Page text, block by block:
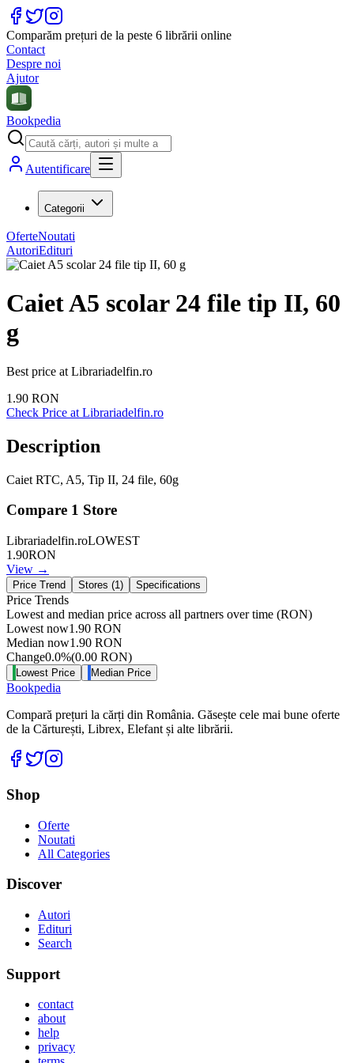
Comparăm prețuri de la peste 6 librării online
Contact
Despre noi
Ajutor
Bookpedia
Autentificare
Categorii
OferteNoutati
AutoriEdituri
Caiet A5 scolar 24 file tip II, 60
g
Best price at Librariadelfin.ro
1.90 RON
Check Price at Librariadelfin.ro
Description
Caiet RTC, A5, Tip II, 24 file, 60g
Compare 1 Store
Librariadelfin.roLOWEST
1.90RON
View →
Price Trend Stores (1) Specifications
Price Trends
Lowest and median price across all partners over time (RON)
Lowest now1.90 RON
Median now1.90 RON
Change0.0%(0.00 RON)
Lowest Price Median Price
Bookpedia
Compară prețuri la cărți din România. Găsește cele mai bune oferte
de la Cărturești, Librex, Elefant și alte librării.
Facebook
Twitter
Shop
Oferte
Noutati
All Categories
Discover
Autori
Edituri
Search
Support
contact
about
help
privacy